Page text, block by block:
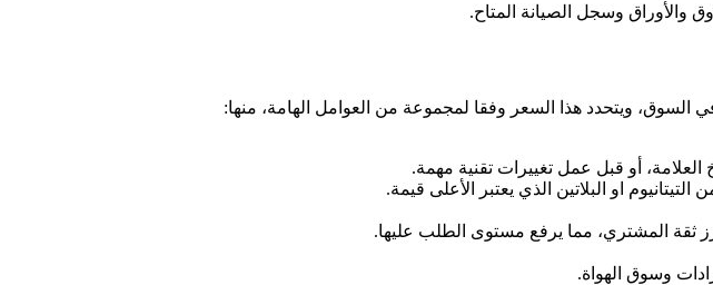
والأوراق وسجل الصيانة المتاح.
أو قبل عمل تغييرات تقنية مهمة.
او البلاتين الذي يعتبر الأعلى قيمة.
ثقة المشتري، مما يرفع مستوى الطلب عليها.
وسوق الهواة.